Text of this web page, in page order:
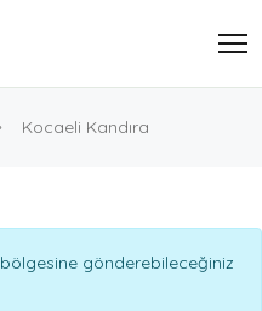
Kocaeli Kandıra
bölgesine gönderebileceğiniz